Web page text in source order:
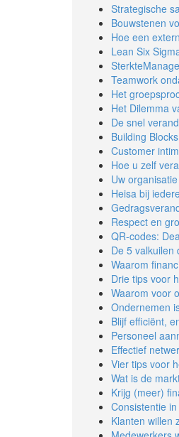
Strategische
Bouwstenen
Hoe een
Lean Six
Teamwork
Het
Het Dilemma
De snel
Building
Customer
Hoe u zelf
Uw
Heisa bij
Respect en
QR-codes:
De 5 valkuilen
Waarom
Drie tips voor
Waarom voor
Ondernemen
Blijf efficiënt,
Personeel
Effectief
Vier tips voor
Wat is de
Krijg (meer)
Consistentie
Klanten willen